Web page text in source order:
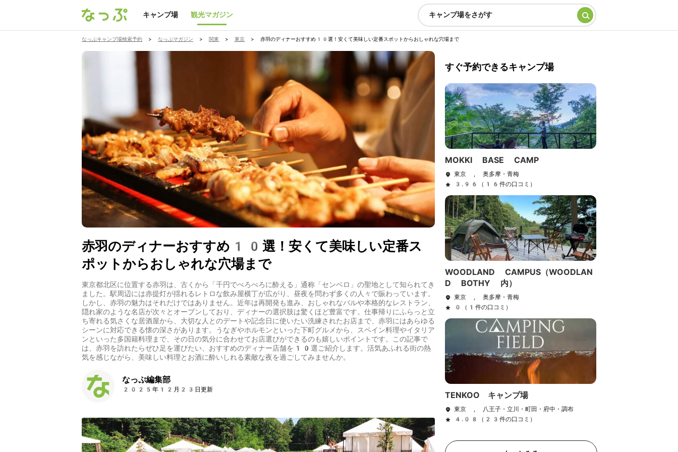
キャンプ場 観光マガジン キャンプ場をさがす
なっぷキャンプ場検索予約 > なっぷマガジン > 関東 > 東京 > 赤羽のディナーおすすめ10選！安くて美味しい定番スポットからおしゃれな穴場まで
赤羽のディナーおすすめ10選！安くて美味しい定番ス
ポットからおしゃれな穴場まで
東京都北区に位置する赤羽は、古くから「千円でべろべろに酔える」通称「センベロ」の聖地として知られてき
ました。駅周辺には赤提灯が揺れるレトロな飲み屋横丁が広がり、昼夜を問わず多くの人々で賑わっています。
しかし、赤羽の魅力はそれだけではありません。近年は再開発も進み、おしゃれなバルや本格的なレストラン、
隠れ家のような名店が次々とオープンしており、ディナーの選択肢は驚くほど豊富です。仕事帰りにふらっと立
ち寄れる気さくな居酒屋から、大切な人とのデートや記念日に使いたい洗練されたお店まで、赤羽にはあらゆる
シーンに対応できる懐の深さがあります。うなぎやホルモンといった下町グルメから、スペイン料理やイタリア
ンといった多国籍料理まで、その日の気分に合わせてお店選びができるのも嬉しいポイントです。この記事で
は、赤羽を訪れたらぜひ足を運びたい、おすすめのディナー店舗を10選ご紹介します。活気あふれる街の熱
気を感じながら、美味しい料理とお酒に酔いしれる素敵な夜を過ごしてみませんか。
なっぷ編集部
2025年12月23日更新
すぐ予約できるキャンプ場
MOKKI BASE CAMP
東京 , 奥多摩・青梅
3.96（16件の口コミ）
WOODLAND CAMPUS（WOODLAN
D BOTHY 内）
東京 , 奥多摩・青梅
0（1件の口コミ）
TENKOO キャンプ場
東京 , 八王子・立川・町田・府中・調布
4.08（23件の口コミ）